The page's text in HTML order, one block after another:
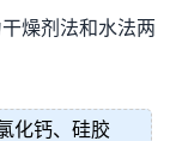
燥剂法和水法两
化钙、硅胶